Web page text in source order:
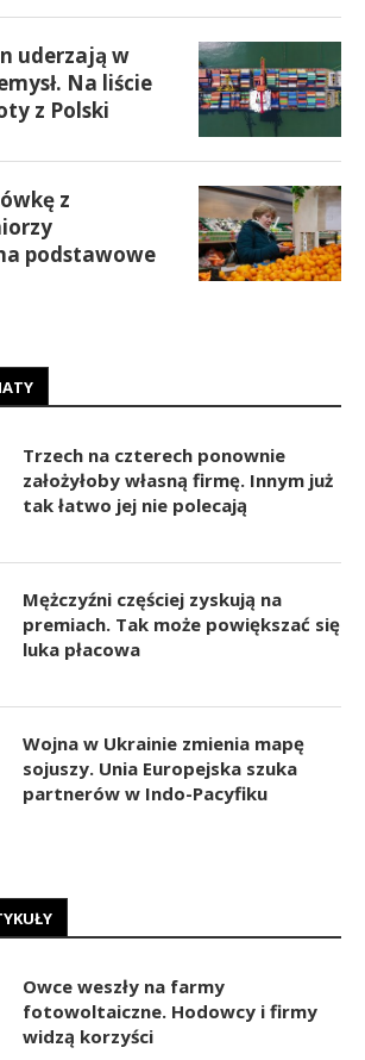
uderzają w
Na liście
z Polski
z
podstawowe
Trzech na czterech ponownie
założyłoby własną firmę. Innym już
tak łatwo jej nie polecają
Mężczyźni częściej zyskują na
premiach. Tak może powiększać się
luka płacowa
Wojna w Ukrainie zmienia mapę
sojuszy. Unia Europejska szuka
partnerów w Indo-Pacyfiku
Owce weszły na farmy
fotowoltaiczne. Hodowcy i firmy
widzą korzyści